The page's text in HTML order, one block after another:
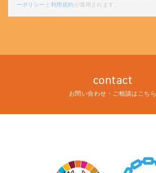
ーポリシー と利用規約 が適用されます。
contact
お問い合わせ・ご相談はこちら